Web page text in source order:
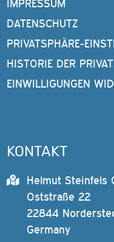
IMPRESSUM
DATENSCHUTZ
PRIVATSPHÄRE-
HISTORIE DER
EINWILLIGUNGEN
KONTAKT
Helmut Steinfels
Oststraße 22
22844
Germany